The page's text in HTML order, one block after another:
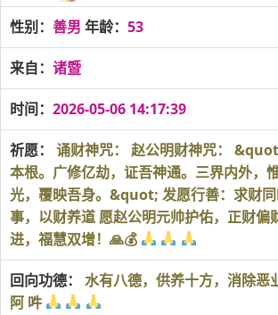
性别： 善男 年龄： 53
来自： 诸暨
时间： 2026-05-06 14:17:39
祈愿：
诵财神咒： 赵公明财神咒：
本根。广修亿劫，证吾神通。三界内外，
光，覆映吾身。&quot; 发愿行善：求财
事，以财养道 愿赵公明元帅护佑，正财偏
进，福慧双增！🙏💰
回向功德： 水有八德，供养十方，消除恶
阿 吽